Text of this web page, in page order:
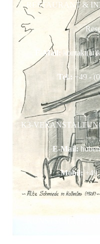
RESTAURANT &
E-Mail:
Tel.: +49 -
K3-
E-Mail:
Mobil: +49